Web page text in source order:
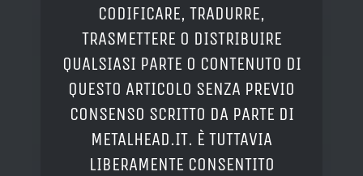
CODIFICARE, TRADURRE,
TRASMETTERE O DISTRIBUIRE
QUALSIASI PARTE O CONTENUTO DI
QUESTO ARTICOLO SENZA PREVIO
CONSENSO SCRITTO DA PARTE DI
METALHEAD.IT. È TUTTAVIA
LIBERAMENTE CONSENTITO